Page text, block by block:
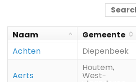
Naam Gemeente
Achten
Diepenbeek
Aerts
Houtem,
West-